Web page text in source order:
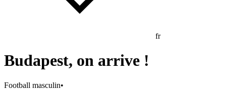
fr
Budapest, on arrive !
Football masculin•